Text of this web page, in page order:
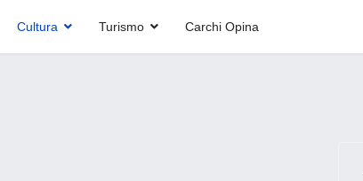
Cultura Turismo Carchi Opina